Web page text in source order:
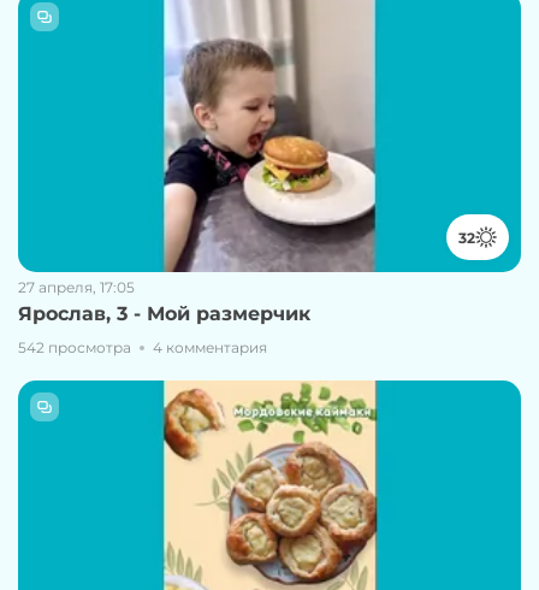
32
27 апреля, 17:05
Ярослав, 3 - Мой размерчик
542 просмотра 4 комментария